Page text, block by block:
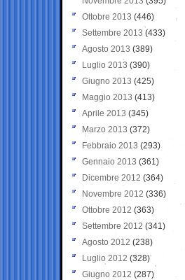
Ottobre 2013 (446)
Settembre 2013 (433)
Agosto 2013 (389)
Luglio 2013 (390)
Giugno 2013 (425)
Maggio 2013 (413)
Aprile 2013 (345)
Marzo 2013 (372)
Febbraio 2013 (293)
Gennaio 2013 (361)
Dicembre 2012 (364)
Novembre 2012 (336)
Ottobre 2012 (363)
Settembre 2012 (341)
Agosto 2012 (238)
Luglio 2012 (328)
Giugno 2012 (287)